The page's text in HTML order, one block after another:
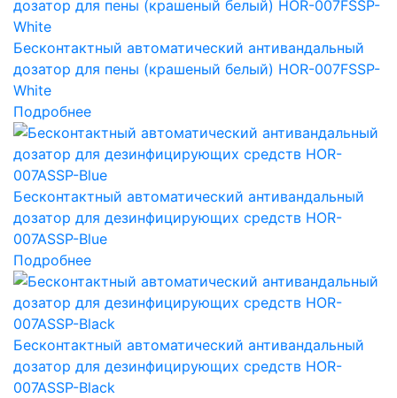
Бесконтактный автоматический антивандальный
дозатор для пены (крашеный белый) HOR-007FSSP-
White
Подробнее
Бесконтактный автоматический антивандальный
дозатор для дезинфицирующих средств HOR-
007ASSP-Blue
Подробнее
Бесконтактный автоматический антивандальный
дозатор для дезинфицирующих средств HOR-
007ASSP-Black